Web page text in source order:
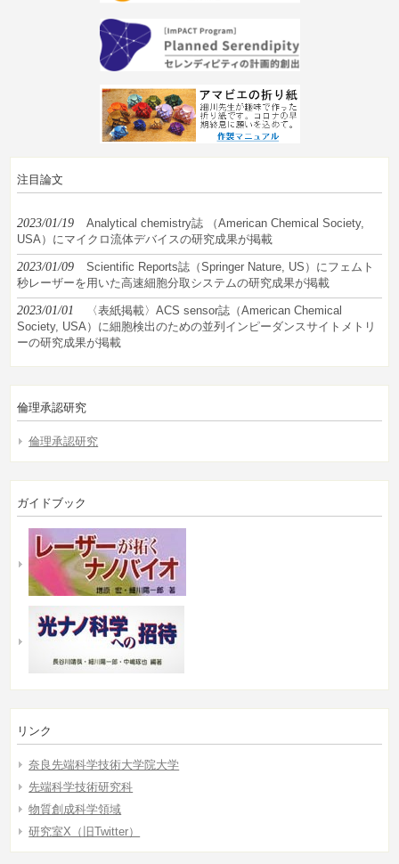
注目論文
2023/01/19
Analytical chemistry誌 （American Chemical Society,
USA）にマイクロ流体デバイスの研究成果が掲載
2023/01/09
Scientific Reports誌（Springer Nature, US）にフェムト
秒レーザーを用いた高速細胞分取システムの研究成果が掲載
2023/01/01
〈表紙掲載〉ACS sensor誌（American Chemical
Society, USA）に細胞検出のための並列インピーダンスサイトメトリ
ーの研究成果が掲載
倫理承認研究
倫理承認研究
ガイドブック
リンク
奈良先端科学技術大学院大学
先端科学技術研究科
物質創成科学領域
研究室X（旧Twitter）